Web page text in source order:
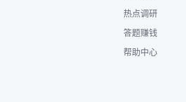
热点调研
答题赚钱
帮助中心